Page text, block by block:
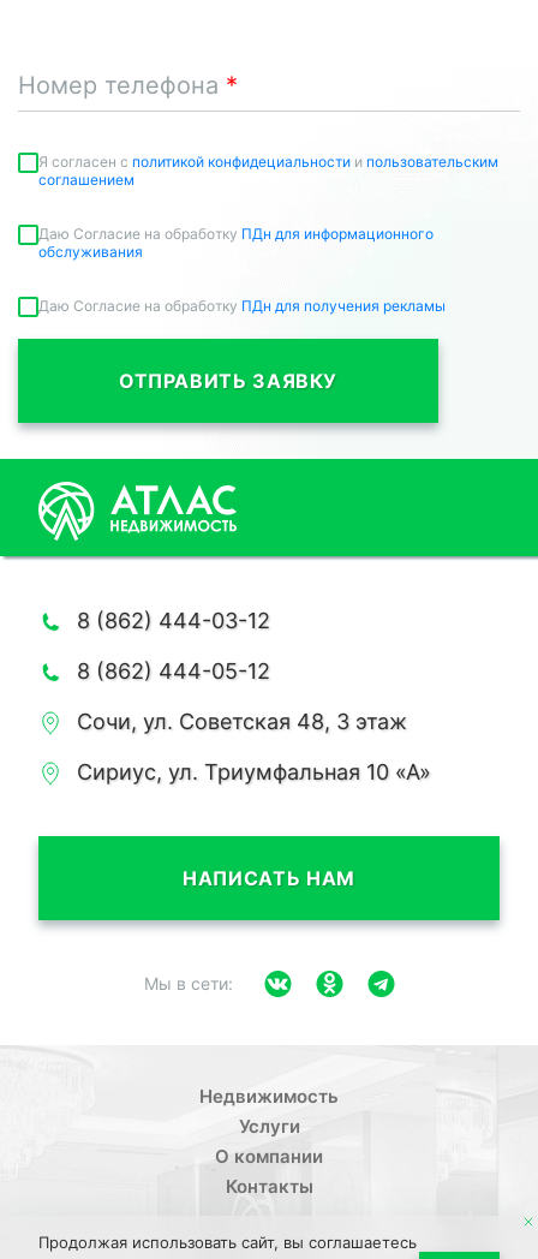
Номер телефона
Я согласен c политикой конфидециальности и пользовательским
соглашением
Даю Согласие на обработку ПДн для информационного
обслуживания
Даю Согласие на обработку ПДн для получения рекламы
ОТПРАВИТЬ ЗАЯВКУ
8 (862) 444-03-12
8 (862) 444-05-12
Сочи, ул. Советская 48, 3 этаж
Сириус, ул. Триумфальная 10 «А»
НАПИСАТЬ НАМ
Мы в сети:
Недвижимость
Услуги
О компании
Контакты
Продолжая использовать сайт, вы соглашаетесь